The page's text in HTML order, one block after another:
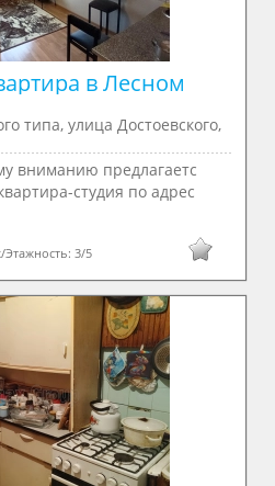
в Лесном
типа, улица Достоевского,
вниманию предлагаетс
студия по адрес
Этажность: 3/5